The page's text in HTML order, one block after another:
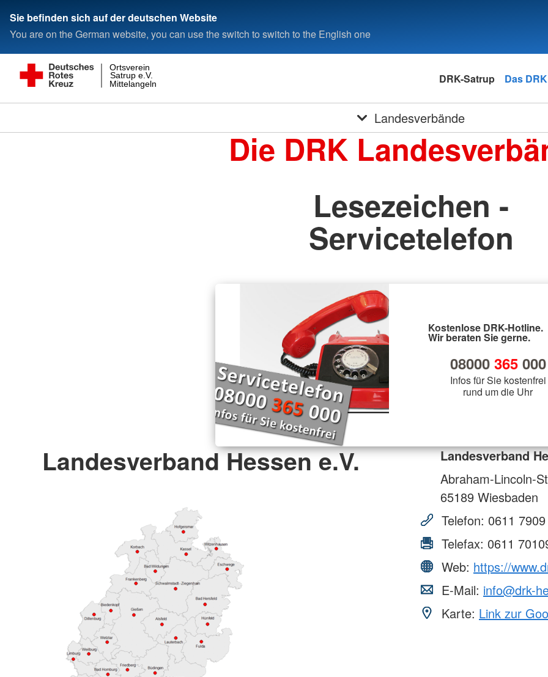
Sie befinden sich auf der deutschen Website
You are on the German website, you can use the switch to switch to the English one
Mittelangeln
Satrup e.V.
Ortsverein
DRK-Satrup Das DRK
Landesverbände
Die DRK
Lesezeichen -
Servicetelefon
Kostenlose DRK-Hotline.
Wir beraten Sie gerne.
08000 365000
Infos für Sie kostenfrei
rund um die Uhr
Landesverband Hessen e.V.
Landesverband
Abraham-Lincoln-
65189 Wiesbaden
Telefon: 0611
Telefax: 0611
Web: https://
E-Mail: info@drk-
Karte: Link zur